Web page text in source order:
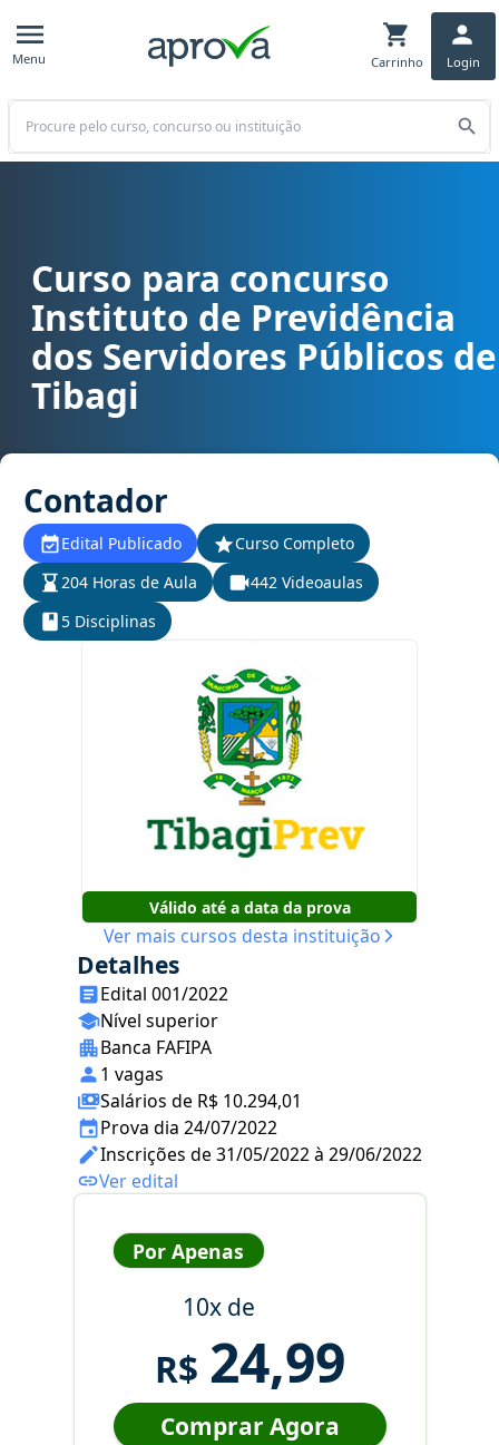
Menu Carrinho Login
Buscar
Curso para concurso TIBAGIPREV - Instituto de Previdência dos
Curso para concurso
Instituto de Previdência
dos Servidores Públicos de
Tibagi
Contador
Edital Publicado
Curso Completo
204 Horas de Aula
442 Videoaulas
5 Disciplinas
Válido até a data da prova
Ver mais cursos desta instituição
Detalhes
Edital 001/2022
Nível superior
Banca FAFIPA
1 vagas
Salários de R$ 10.294,01
Prova dia 24/07/2022
Inscrições de 31/05/2022 à 29/06/2022
Ver edital
Por Apenas
10x de
R$ 24,99
Comprar Agora